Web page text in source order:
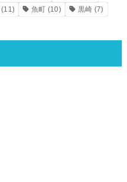
(11) 魚町 (10) 黒崎 (7)